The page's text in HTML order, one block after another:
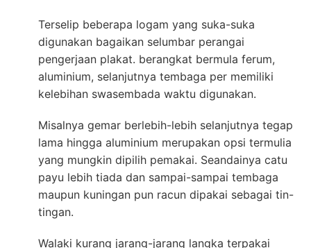
Terselip beberapa logam yang suka-suka
digunakan bagaikan selumbar perangai
pengerjaan plakat. berangkat bermula ferum,
aluminium, selanjutnya tembaga per memiliki
kelebihan swasembada waktu digunakan.
Misalnya gemar berlebih-lebih selanjutnya tegap
lama hingga aluminium merupakan opsi termulia
yang mungkin dipilih pemakai. Seandainya catu
payu lebih tiada dan sampai-sampai tembaga
maupun kuningan pun racun dipakai sebagai tin-
tingan.
Walaki kurang jarang-jarang langka terpakai